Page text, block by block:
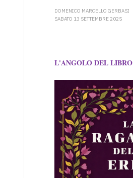
DOMENICO MARCELLO GERBASI
SABATO 13 SETTEMBRE 2025
L'ANGOLO DEL LIBRO